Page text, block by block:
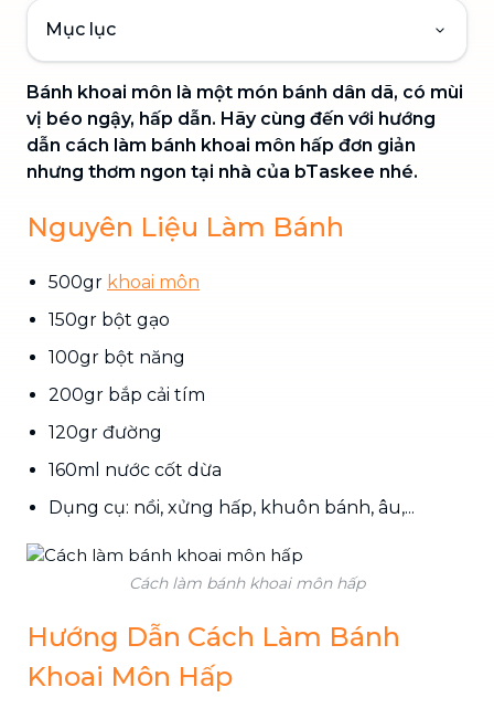
Mục lục
Bánh khoai môn là một món bánh dân dã, có mùi
vị béo ngậy, hấp dẫn. Hãy cùng đến với hướng
dẫn cách làm bánh khoai môn hấp đơn giản
nhưng thơm ngon tại nhà của bTaskee nhé.
Nguyên Liệu Làm Bánh
500gr khoai môn
150gr bột gạo
100gr bột năng
200gr bắp cải tím
120gr đường
160ml nước cốt dừa
Dụng cụ: nồi, xửng hấp, khuôn bánh, âu,...
Cách làm bánh khoai môn hấp
Hướng Dẫn Cách Làm Bánh
Khoai Môn Hấp